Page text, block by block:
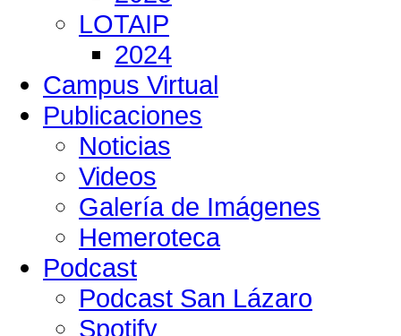
LOTAIP
2024
Campus Virtual
Publicaciones
Noticias
Videos
Galería de Imágenes
Hemeroteca
Podcast
Podcast San Lázaro
Spotify